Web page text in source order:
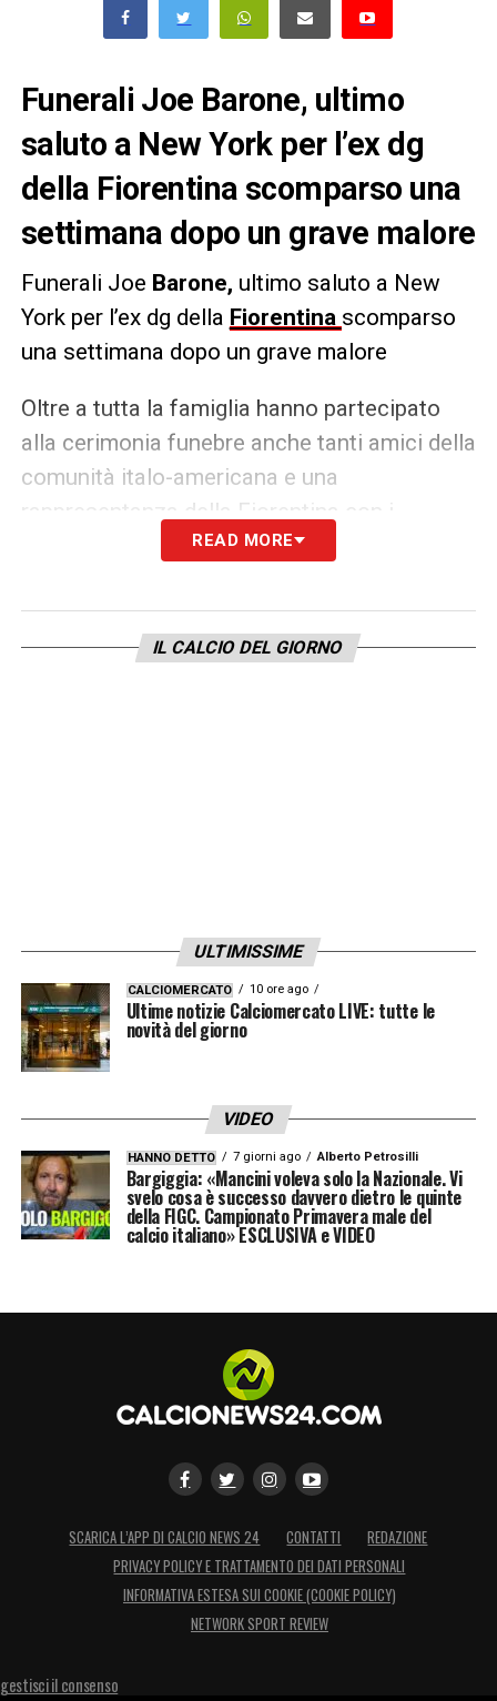
Funerali Joe Barone, ultimo
saluto a New York per l’ex dg
della Fiorentina scomparso una
settimana dopo un grave malore
Funerali Joe Barone, ultimo saluto a New
York per l’ex dg della Fiorentina scomparso
una settimana dopo un grave malore
Oltre a tutta la famiglia hanno partecipato
alla cerimonia funebre anche tanti amici della
comunità italo-americana e una
rappresentanza della Fiorentina con i
responsabili dell’area aziendale e sportiva
sociale Luca Pengue e il centrocampista
Giacomo Bonaventura reduce dalla tournée
READ MORE
IL CALCIO DEL GIORNO
ULTIMISSIME
CALCIOMERCATO 10 ore ago
Ultime notizie Calciomercato LIVE: tutte le
novità del giorno
VIDEO
HANNO DETTO 7 giorni ago Alberto Petrosilli
Bargiggia: «Mancini voleva solo la Nazionale. Vi
svelo cosa è successo davvero dietro le quinte
della FIGC. Campionato Primavera male del
calcio italiano» ESCLUSIVA e VIDEO
SCARICA L’APP DI CALCIO NEWS 24 CONTATTI
REDAZIONE
PRIVACY POLICY E TRATTAMENTO DEI DATI PERSONALI
INFORMATIVA ESTESA SUI COOKIE (COOKIE POLICY)
NETWORK SPORT REVIEW
gestisci il consenso